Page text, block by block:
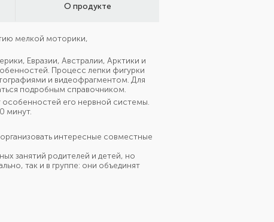
О продукте
мелкой моторики,
Евразии, Австралии, Арктики и
Процесс лепки фигурки
и видеофрагментом. Для
подробным справочником.
особенностей его нервной системы.
минут.
интересные совместные
занятий родителей и детей, но
так и в группе: они объединят